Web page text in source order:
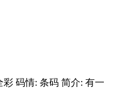
彩 码情: 条码 简介: 有一